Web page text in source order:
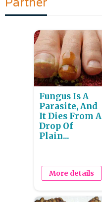
Fungus Is A
Parasite, And
It Dies From A
Drop Of
Plain...
More details